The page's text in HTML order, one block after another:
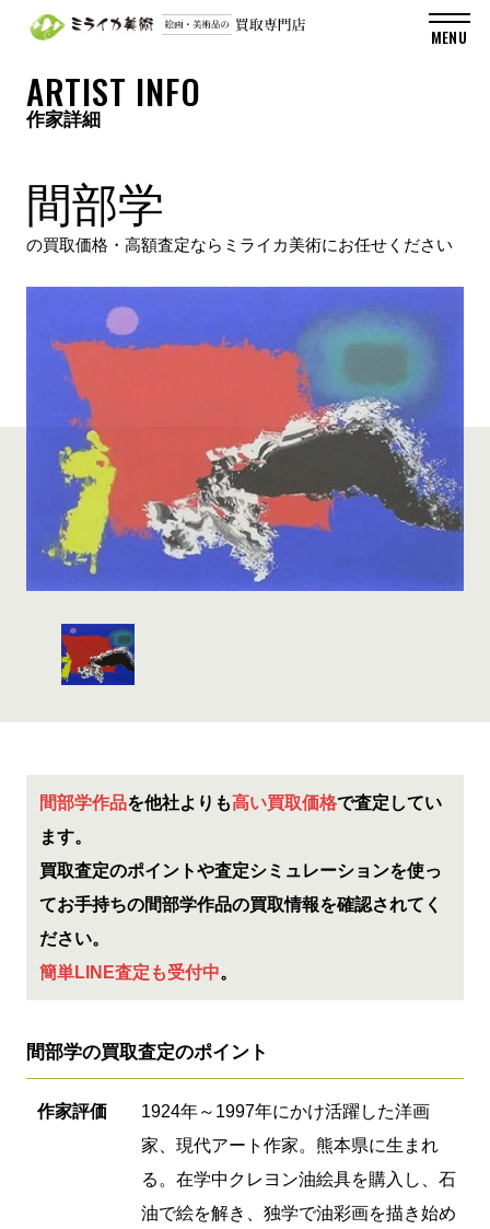
ARTIST INFO
作家詳細
間部学
の買取価格・高額査定ならミライカ美術にお任せください
間部学作品を他社よりも高い買取価格で査定してい
ます。
買取査定のポイントや査定シミュレーションを使っ
てお手持ちの間部学作品の買取情報を確認されてく
ださい。
簡単LINE査定も受付中。
間部学の買取査定のポイント
作家評価
1924年～1997年にかけ活躍した洋画
家、現代アート作家。熊本県に生まれ
る。在学中クレヨン油絵具を購入し、石
油で絵を解き、独学で油彩画を描き始め